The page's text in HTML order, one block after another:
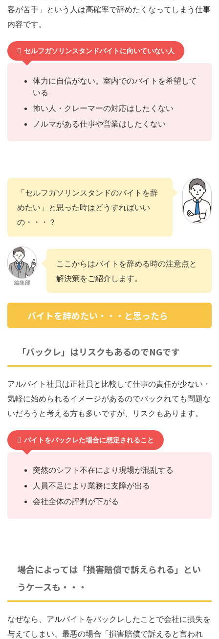
客が苦手」という人は高確率で辞めたくなってしまう仕事
内容です。
セルフガソリンスタンドバイトに向いていない人
体力に自信がない。室内でのバイトを希望して
いる
怖い人・クレーマーの対応はしたくない
ノルマがある仕事や営業はしたくない
「セルフガソリンスタンドのバイトを辞
めたい」と思った時はどうすればいい
の・・・？
編集部
ここからはバイトを辞める時の注意点と
解決策をご紹介します。
バイトを辞めたい・・・と思ったら
「バックレ」はリスクもあるのでNGです
アルバイト社員は正社員と比較して仕事の責任が少ない・
気軽に始められるイメージがあるのでバックれても問題な
いだろうと考える方も多いですが、リスクもあります。
バイトをバックレた場合に想定されること
突然のシフト不在により現場が混乱する
人員不足により業務に支障が出る
会社全体の評判が下がる
場合によっては「損害賠償で訴えられる」とい
うケースも・・・
なぜなら、アルバイトをバックレしたことで会社に損失を
与えてしまい、最悪の場合「損害賠償で訴えると言われ